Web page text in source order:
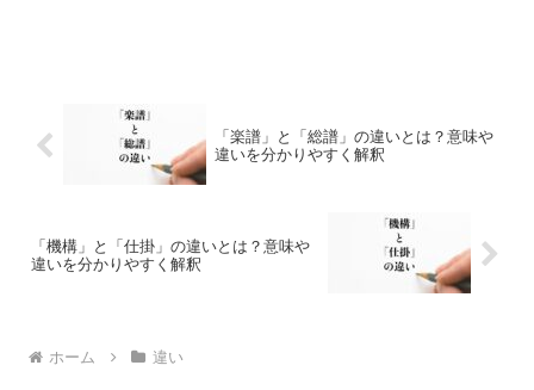
「楽譜」と「総譜」の違いとは？意味や
違いを分かりやすく解釈
「機構」と「仕掛」の違いとは？意味や
違いを分かりやすく解釈
ホーム 違い